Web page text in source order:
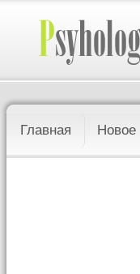
Главная Новое